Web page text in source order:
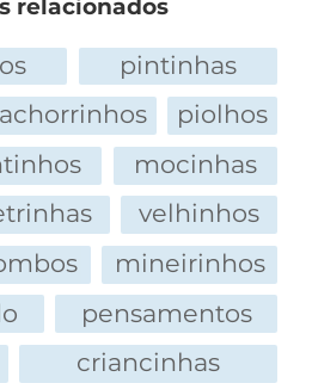
relacionados
pintinhas
piolhos
mocinhas
velhinhos
mineirinhos
pensamentos
criancinhas